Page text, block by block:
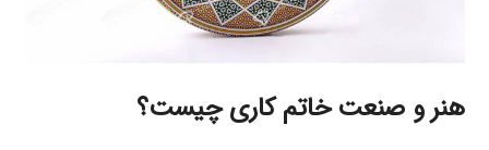
هنر و صنعت خاتم کاری چیست؟